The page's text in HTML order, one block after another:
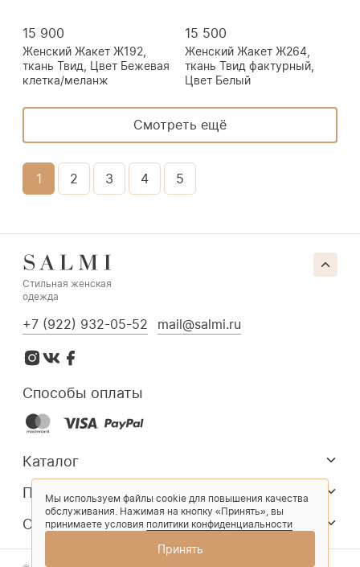
15 900
Женский Жакет Ж192,
ткань Твид, Цвет Бежевая
клетка/меланж
15 500
Женский Жакет Ж264,
ткань Твид фактурный,
Цвет Белый
Смотреть ещё
1 2 3 4 5
Стильная женская
одежда
+7 (922) 932-05-52 mail@salmi.ru
Способы оплаты
Каталог
Покупателям
О компании
Мы используем файлы cookie для повышения качества
обслуживания. Нажимая на кнопку «Принять», вы
принимаете условия политики конфиденциальности
Принять